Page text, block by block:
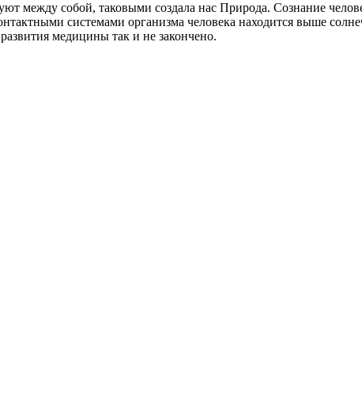
между собой, таковыми создала нас Природа. Сознание
системами организма человека находится выше
медицины так и не закончено.